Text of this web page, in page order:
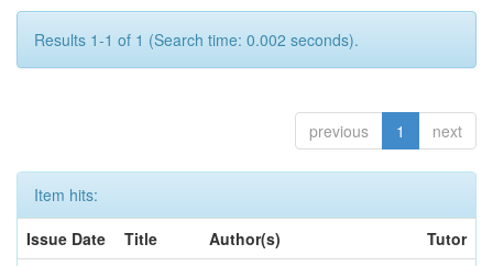
Results 1-1 of 1 (Search time: 0.002 seconds).
previous 1 next
Item hits:
Issue Date
Title Author(s)
Tutor